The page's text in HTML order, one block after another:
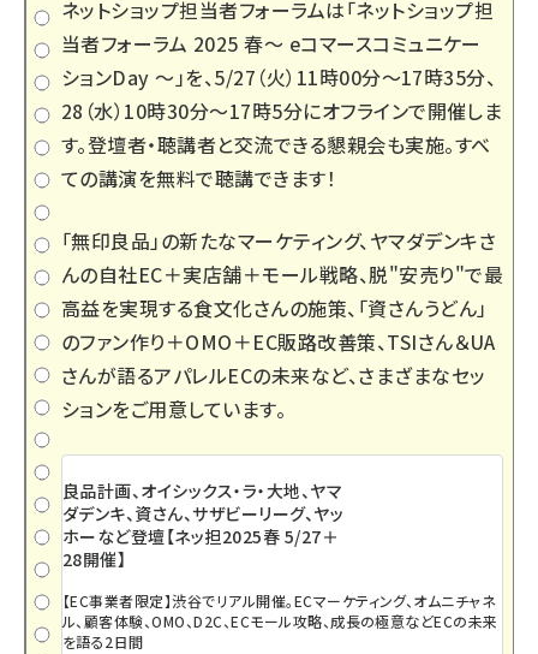
ネットショップ担当者フォーラムは「ネットショップ担
当者フォーラム 2025 春～ eコマースコミュニケー
ションDay ～」を、5/27（火）11時00分～17時35分、
28（水）10時30分～17時5分にオフラインで開催しま
す。登壇者・聴講者と交流できる懇親会も実施。すべ
ての講演を無料で聴講できます！
「無印良品」の新たなマーケティング、ヤマダデンキさ
んの自社EC＋実店舗＋モール戦略、脱"安売り"で最
高益を実現する食文化さんの施策、「資さんうどん」
のファン作り＋OMO＋EC販路改善策、TSIさん＆UA
さんが語るアパレルECの未来など、さまざまなセッ
ションをご用意しています。
良品計画、オイシックス・ラ・大地、ヤマ
ダデンキ、資さん、サザビーリーグ、ヤッ
ホーなど登壇【ネッ担2025春 5/27＋
28開催】
【EC事業者限定】渋谷でリアル開催。ECマーケティング、オムニチャネ
ル、顧客体験、OMO、D2C、ECモール攻略、成長の極意などECの未来
を語る2日間